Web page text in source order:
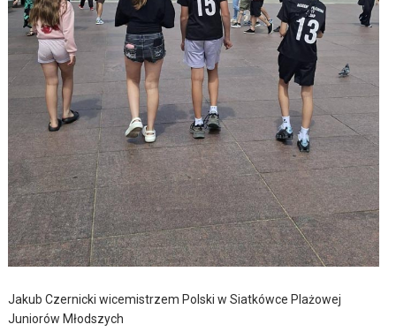
Jakub Czernicki wicemistrzem Polski w Siatkówce Plażowej
Juniorów Młodszych